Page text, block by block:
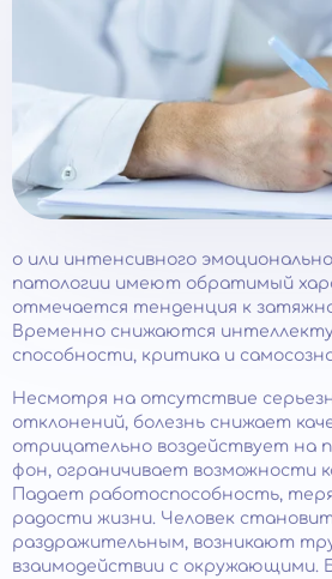
о или интенсивного
патологии имеют обратимый
отмечается тенденция к
Временно снижаются
способности, критика и
Несмотря на отсутствие
отклонений, болезнь снижает
отрицательно воздействует на
фон, ограничивает возможности
Падает работоспособность,
радости жизни. Человек
раздражительным, возникают
взаимодействии с окружающими.